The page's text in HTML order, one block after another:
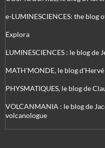
e-LUMINESCIENCES: the blog
Explora
LUMINESCIENCES : le blog de
MATH'MONDE, le blog
PHYSMATIQUES, le blog de
VOLCANMANIA : le blog de
volcanologue